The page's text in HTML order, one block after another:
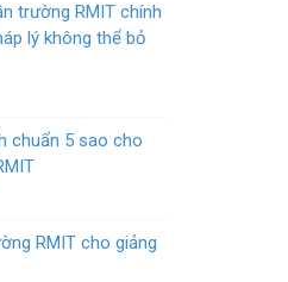
trường RMIT chính
lý không thể bỏ
chuẩn 5 sao cho
RMIT cho giảng